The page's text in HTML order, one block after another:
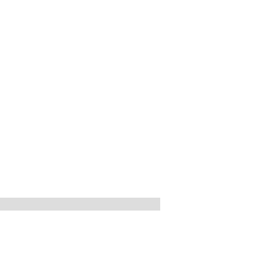
avec les actes diagnostiques ou thérapeutiques